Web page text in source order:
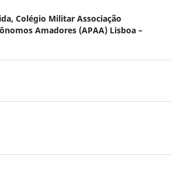
Colégio Militar Associação
Amadores (APAA) Lisboa –